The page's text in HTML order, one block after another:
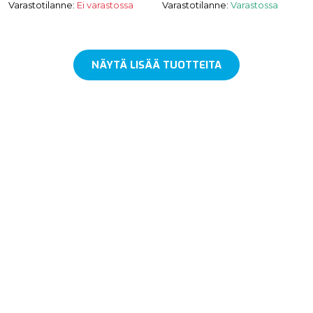
Varastotilanne: Ei varastossa Varastotilanne: Varastossa
NÄYTÄ LISÄÄ TUOTTEITA